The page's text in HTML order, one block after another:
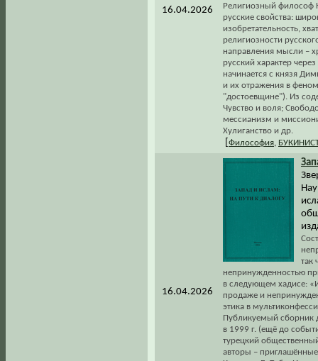
16.04.2026
Религиозный философ
русские свойства:
изобретательность,
религиозности
направления мысли –
русский характер
начинается с князя
и их отражения в
"достоевщине"). Из
Чувство и воля;
мессианизм и
Хулиганство и др.
Философия
16.04.2026
так
непринужденностью
в следующем хадисе:
продаже и
этика в
Публикуемый сборник
в 1999 г. (ещё до
турецкий
авторы –